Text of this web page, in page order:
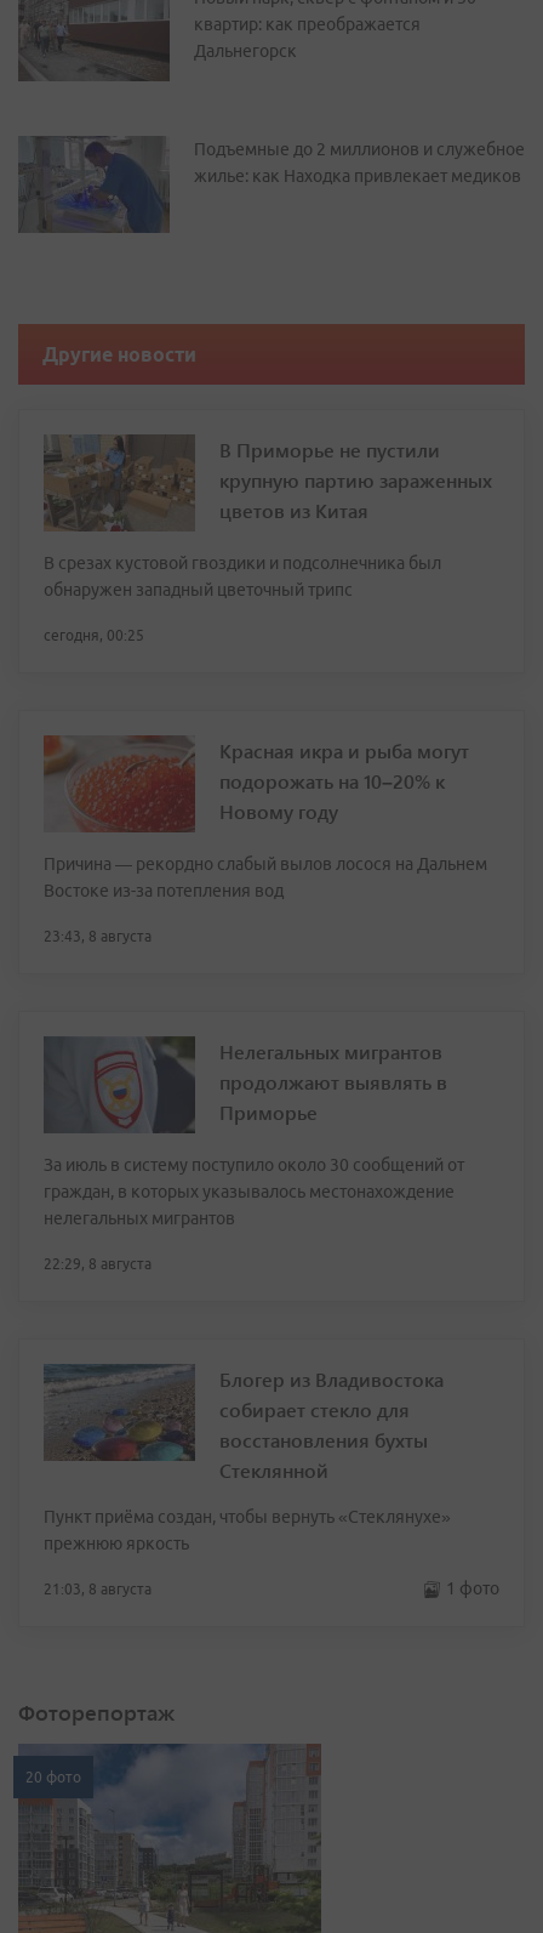
квартир: как преображается
Дальнегорск
Подъемные до 2 миллионов и служебное
жилье: как Находка привлекает медиков
Другие новости
В Приморье не пустили
крупную партию зараженных
цветов из Китая
В срезах кустовой гвоздики и подсолнечника был
обнаружен западный цветочный трипс
сегодня, 00:25
Красная икра и рыба могут
подорожать на 10–20% к
Новому году
Причина — рекордно слабый вылов лосося на Дальнем
Востоке из-за потепления вод
23:43, 8 августа
Нелегальных мигрантов
продолжают выявлять в
Приморье
За июль в систему поступило около 30 сообщений от
граждан, в которых указывалось местонахождение
нелегальных мигрантов
22:29, 8 августа
Блогер из Владивостока
собирает стекло для
восстановления бухты
Стеклянной
Пункт приёма создан, чтобы вернуть «Стеклянухе»
прежнюю яркость
21:03, 8 августа 1 фото
Фоторепортаж
20 фото